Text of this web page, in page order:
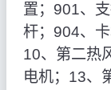
置；901、
杆；904、
10、第二热
电机；13、